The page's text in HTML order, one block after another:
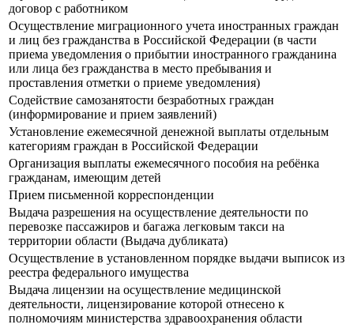
договор с работником
Осуществление миграционного учета иностранных граждан
и лиц без гражданства в Российской Федерации (в части
приема уведомления о прибытии иностранного гражданина
или лица без гражданства в место пребывания и
проставления отметки о приеме уведомления)
Содействие самозанятости безработных граждан
(информирование и прием заявлений)
Установление ежемесячной денежной выплаты отдельным
категориям граждан в Российской Федерации
Организация выплаты ежемесячного пособия на ребёнка
гражданам, имеющим детей
Прием письменной корреспонденции
Выдача разрешения на осуществление деятельности по
перевозке пассажиров и багажа легковым такси на
территории области (Выдача дубликата)
Осуществление в установленном порядке выдачи выписок из
реестра федерального имущества
Выдача лицензии на осуществление медицинской
деятельности, лицензирование которой отнесено к
полномочиям министерства здравоохранения области